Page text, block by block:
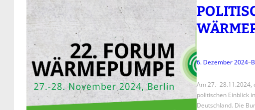
6. Dezember 2024–
Am 27.- 28.11.2024,
politischen Einblick
Deutschland. Die